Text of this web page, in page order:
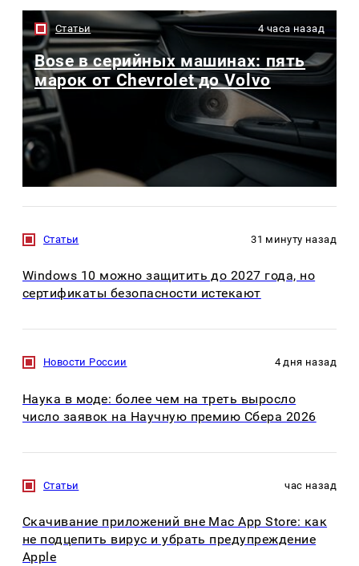
Статьи 4 часа назад
Bose в серийных машинах: пять
марок от Chevrolet до Volvo
Статьи 31 минуту назад
Windows 10 можно защитить до 2027 года, но
сертификаты безопасности истекают
Новости России 4 дня назад
Наука в моде: более чем на треть выросло
число заявок на Научную премию Сбера 2026
Статьи час назад
Скачивание приложений вне Mac App Store: как
не подцепить вирус и убрать предупреждение
Apple